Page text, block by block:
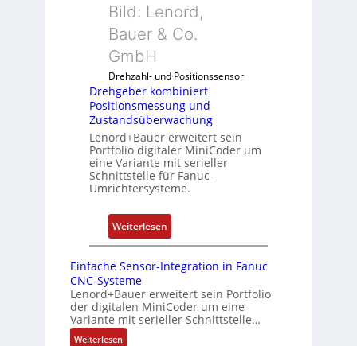
d
u
g
k
o
n
f
i
g
u
e
e
G
a
e
n
R
a
s
p
e
r
y
i
e
m
b
i
i
e
r
t
P
o
s
i
i
o
Bild: Lenord,
Bauer & Co.
GmbH
Drehzahl- und Positionssensor
Drehgeber kombiniert
Positionsmessung und
Zustandsüberwachung
Lenord+Bauer erweitert sein
Portfolio digitaler MiniCoder um
eine Variante mit serieller
Schnittstelle für Fanuc-
Umrichtersysteme.
Weiterlesen:
D
h
g
e
Einfache Sensor-Integration in Fanuc
CNC-Systeme
Lenord+Bauer erweitert sein Portfolio
der digitalen MiniCoder um eine
Variante mit serieller Schnittstelle…
Weiterlesen: